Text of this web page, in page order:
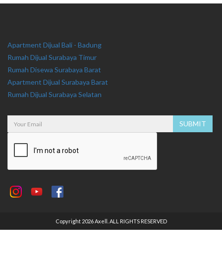
Apartment Dijual Bali - Badung
Rumah Dijual Surabaya Timur
Rumah Disewa Surabaya Barat
Apartment Dijual Surabaya Barat
Rumah Dijual Surabaya Selatan
Copyright 2026 Axell. ALL RIGHTS RESERVED